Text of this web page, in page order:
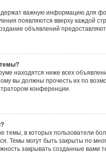
важную информацию для
появляются вверху каждой
объявлений
находятся ниже всех
вы должны прочесть их по
конференции.
темы, в которых пользователи
Темы могут быть закрыты по
закрывать созданные вами